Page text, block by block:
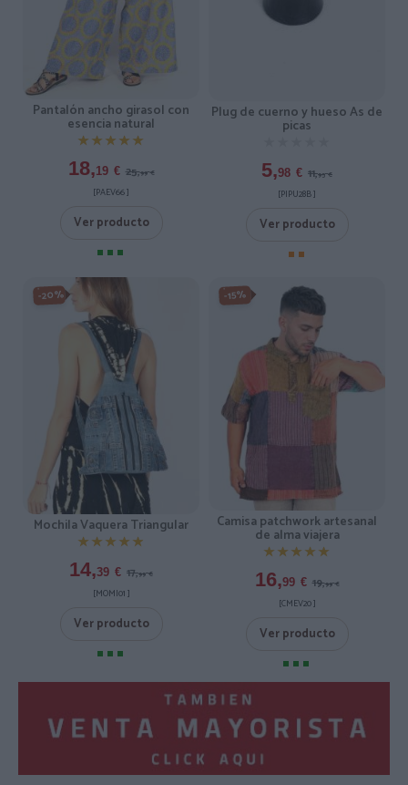
Pantalón ancho girasol con
esencia natural
★★★★★
★★★★★
18,19 € 25,99 €
[PAEV66 ]
Ver producto
Plug de cuerno y hueso As de
picas
5,98 € 11,95 €
[PIPU28B ]
Ver producto
-20%
Mochila Vaquera Triangular
★★★★★
★★★★★
14,39 € 17,99 €
[MOMI01 ]
Ver producto
-15%
Camisa patchwork artesanal
de alma viajera
★★★★★
★★★★★
16,99 € 19,99 €
[CMEV20 ]
Ver producto